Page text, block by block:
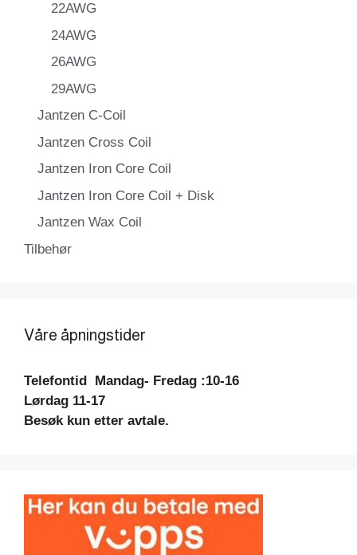
22AWG
24AWG
26AWG
29AWG
Jantzen C-Coil
Jantzen Cross Coil
Jantzen Iron Core Coil
Jantzen Iron Core Coil + Disk
Jantzen Wax Coil
Tilbehør
Våre åpningstider
Telefontid Mandag- Fredag :10-16
Lørdag 11-17
Besøk kun etter avtale.